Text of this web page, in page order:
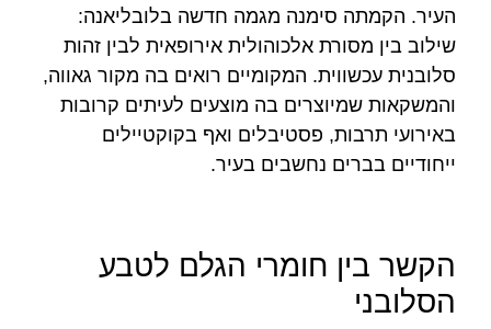
העיר. הקמתה סימנה מגמה חדשה בלובליאנה:
שילוב בין מסורת אלכוהולית אירופאית לבין זהות
סלובנית עכשווית. המקומיים רואים בה מקור גאווה,
והמשקאות שמיוצרים בה מוצעים לעיתים קרובות
באירועי תרבות, פסטיבלים ואף בקוקטיילים
ייחודיים בברים נחשבים בעיר.
הקשר בין חומרי הגלם לטבע
הסלובני